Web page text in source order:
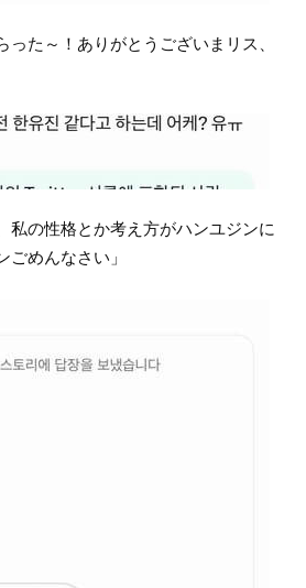
った～！ありがとうございまリス、
私の性格とか考え方がハンユジンに
ごめんなさい」